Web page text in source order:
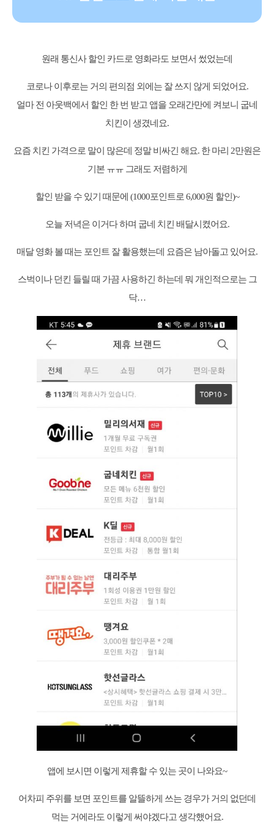
원래 통신사 할인 카드로 영화라도 보면서 썼었는데
코로나 이후로는 거의 편의점 외에는 잘 쓰지 않게 되었어요.
얼마 전 아웃백에서 할인 한 번 받고 앱을 오래간만에 켜보니 굽네
치킨이 생겼네요.
요즘 치킨 가격으로 말이 많은데 정말 비싸긴 해요. 한 마리 2만원은
기본 ㅠㅠ 그래도 저렴하게
할인 받을 수 있기 때문에 (1000포인트로 6,000원 할인)~
오늘 저녁은 이거다 하며 굽네 치킨 배달시켰어요.
매달 영화 볼 때는 포인트 잘 활용했는데 요즘은 남아돌고 있어요.
스벅이나 던킨 들릴 때 가끔 사용하긴 하는데 뭐 개인적으로는 그
닥…
앱에 보시면 이렇게 제휴할 수 있는 곳이 나와요~
어차피 주위를 보면 포인트를 알뜰하게 쓰는 경우가 거의 없던데
먹는 거에라도 이렇게 써야겠다고 생각했어요.